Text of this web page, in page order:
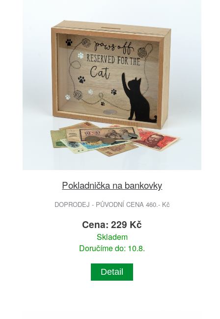
Pokladnička na bankovky
DOPRODEJ - PŮVODNÍ CENA 460.- Kč
Cena: 229 Kč
Skladem
Doručíme do: 10.8.
Detail